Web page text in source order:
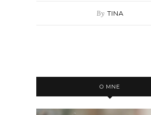
By TINA
O MNE